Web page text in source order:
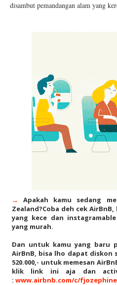
disambut pemandangan alam yang
→
Apakah kamu sedang
Zealand?Coba deh cek
yang kece dan
yang murah.
Dan untuk kamu yang baru
AirBnB, bisa lho dapat diskon
520.000,- untuk memesan
klik link ini aja dan
: www.airbnb.com/c/fjozephine